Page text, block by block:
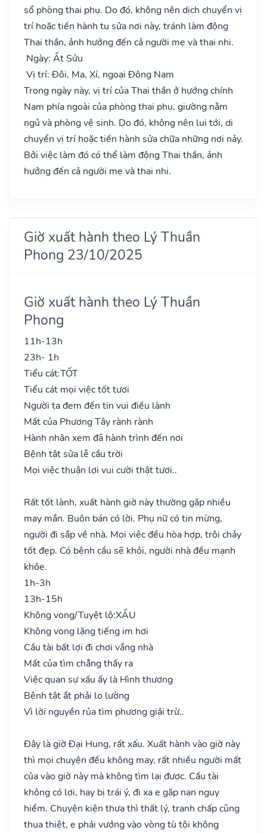
sổ phòng thai phụ. Do đó, không nên dịch chuyển vị
trí hoặc tiến hành tu sửa nơi này, tránh làm động
Thai thần, ảnh hưởng đến cả người mẹ và thai nhi.
Ngày: Ất Sửu
Vị trí: Đôi, Ma, Xí, ngoại Đông Nam
Trong ngày này, vị trí của Thai thần ở hướng chính
Nam phía ngoài của phòng thai phụ, giường nằm
ngủ và phòng vệ sinh. Do đó, không nên lui tới, di
chuyển vị trí hoặc tiến hành sửa chữa những nơi nảy.
Bởi việc làm đó có thể làm động Thai thần, ảnh
hưởng đến cả người mẹ và thai nhi.
Giờ xuất hành theo Lý Thuần
Phong 23/10/2025
Giờ xuất hành theo Lý Thuần
Phong
11h-13h
23h- 1h
Tiểu cát:TỐT
Tiểu cát mọi việc tốt tươi
Người ta đem đến tin vui điều lành
Mất của Phương Tây rành rành
Hành nhân xem đã hành trình đến nơi
Bệnh tật sửa lễ cầu trời
Mọi việc thuận lợi vui cười thật tươi..
Rất tốt lành, xuất hành giờ này thường gặp nhiều
may mắn. Buôn bán có lời. Phụ nữ có tin mừng,
người đi sắp về nhà. Mọi việc đều hòa hợp, trôi chảy
tốt đẹp. Có bệnh cầu sẽ khỏi, người nhà đều mạnh
khỏe.
1h-3h
13h-15h
Không vong/Tuyệt lộ:XẤU
Không vong lặng tiếng im hơi
Cầu tài bất lợi đi chơi vắng nhà
Mất của tìm chẳng thấy ra
Việc quan sự xấu ấy là Hình thương
Bệnh tật ắt phải lo lường
Vì lời nguyền rủa tìm phương giải trừ..
Đây là giờ Đại Hung, rất xấu. Xuất hành vào giờ này
thì mọi chuyện đều không may, rất nhiều người mất
của vào giờ này mà không tìm lại được. Cầu tài
không có lợi, hay bị trái ý, đi xa e gặp nạn nguy
hiểm. Chuyện kiện thưa thì thất lý, tranh chấp cũng
thua thiệt, e phải vướng vào vòng tù tội không